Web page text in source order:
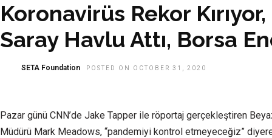
Koronavirüs Rekor
Saray Havlu Attı, Borsa
SETA Foundation POSTED ON OCTOBER 31, 2020
Pazar günü CNN’de Jake Tapper ile röportaj gerçekleştiren
Müdürü Mark Meadows, “pandemiyi kontrol etmeyeceğiz”